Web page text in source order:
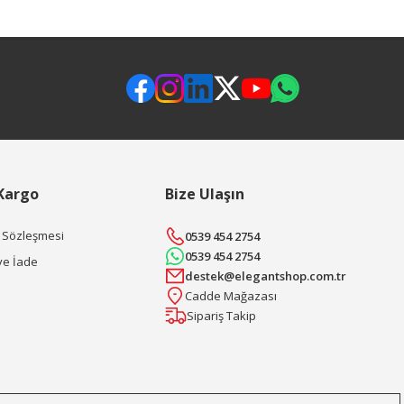
İade
Bize Ulaşın
0539 454 2754
0539 454 2754
destek@elegantshop.com.tr
Cadde Mağazası
Sipariş Takip